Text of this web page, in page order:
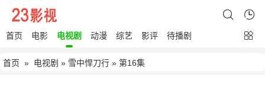
首页 电影 电视剧 动漫 综艺 影评 待播剧
首页 » 电视剧 » 雪中悍刀行 » 第16集